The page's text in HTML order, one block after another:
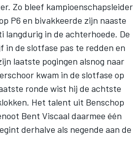
Zo bleef kampioenschapsleider
P6 en bivakkeerde zijn naaste
langdurig in de achterhoede. De
in de slotfase pas te redden en
laatste pogingen alsnog naar
kwam in de slotfase op
ronde wist hij de achtste
Het talent uit Benschop
Bent Viscaal daarmee één
derhalve als negende aan de